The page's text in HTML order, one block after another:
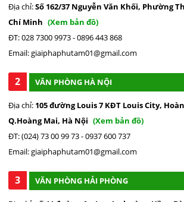
Địa chỉ:Số 162/37 Nguyễn Văn Khối, Phường
Chí Minh (Xem bản đồ)
ĐT: 028 7300 9973 - 0896 443 868
Email: giaiphaphutam01@gmail.com
2 VĂN PHÒNG HÀ NỘI
Địa chỉ: 105 đường Louis 7 KĐT Louis City,
Q.Hoàng Mai, Hà Nội (Xem bản đồ)
ĐT: (024) 73 00 99 73 - 0937 600 737
Email: giaiphaphutam01@gmail.com
3 VĂN PHÒNG HẢI PHÒNG